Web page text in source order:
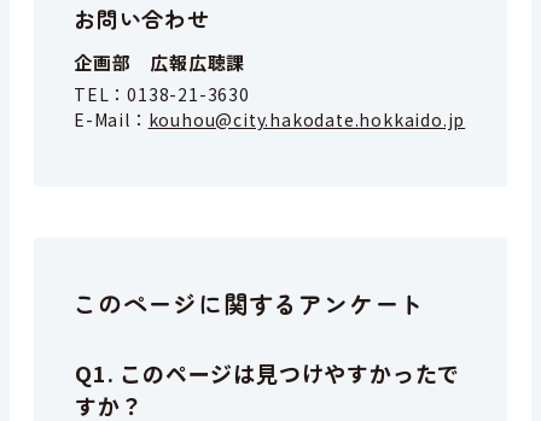
お問い合わせ
企画部 広報広聴課
TEL：0138-21-3630
E-Mail： kouhou@city.hakodate.hokkaido.jp
このページに関するアンケート